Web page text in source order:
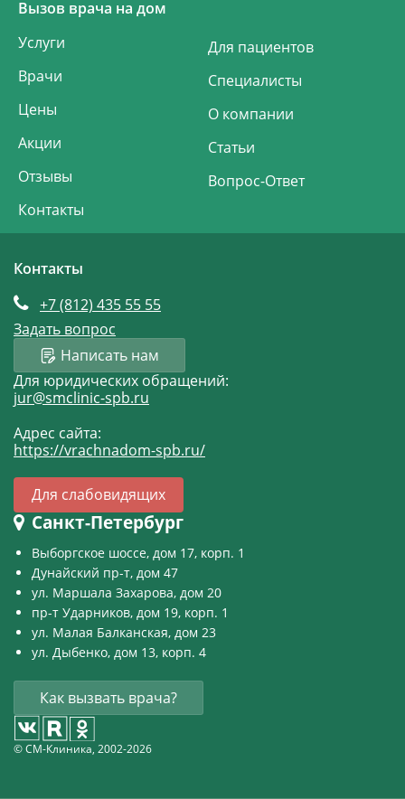
Вызов врача на дом
Услуги
Врачи
Цены
Акции
Отзывы
Контакты
Для пациентов
Специалисты
О компании
Статьи
Вопрос-Ответ
Контакты
+7 (812) 435 55 55
Задать вопрос
Написать нам
Для юридических обращений:
jur@smclinic-spb.ru
Адрес сайта:
https://vrachnadom-spb.ru/
Для слабовидящих
Санкт-Петербург
Выборгское шоссе, дом 17, корп. 1
Дунайский пр-т, дом 47
ул. Маршала Захарова, дом 20
пр-т Ударников, дом 19, корп. 1
ул. Малая Балканская, дом 23
ул. Дыбенко, дом 13, корп. 4
Как вызвать врача?
© СМ-Клиника, 2002-2026